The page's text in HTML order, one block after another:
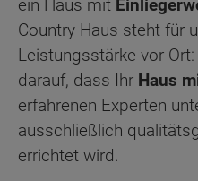
ein Haus mit
Country Haus steht für
Leistungsstärke vor
darauf, dass Ihr Haus
erfahrenen Experten
ausschließlich
errichtet wird.